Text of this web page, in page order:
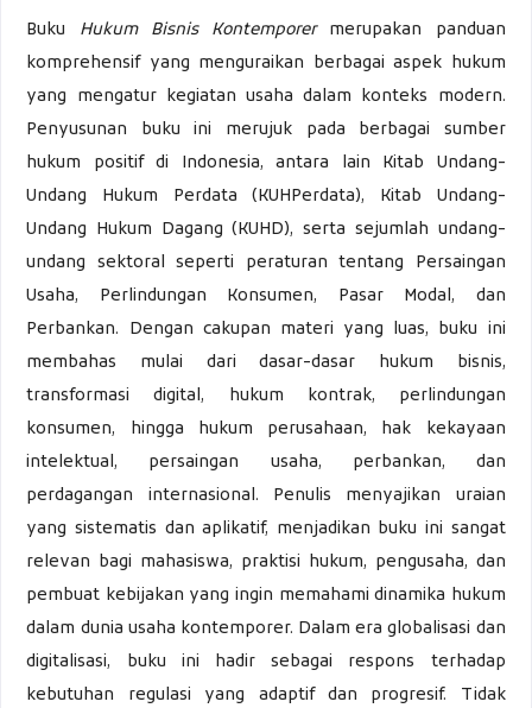
Buku Hukum Bisnis Kontemporermerupakan panduan
komprehensif yang menguraikan berbagai aspek hukum
yang mengatur kegiatan usaha dalam konteks modern.
Penyusunan buku ini merujuk pada berbagai sumber
hukum positif di Indonesia, antara lain Kitab Undang-
Undang Hukum Perdata (KUHPerdata), Kitab Undang-
Undang Hukum Dagang (KUHD), serta sejumlah undang-
undang sektoral seperti peraturan tentang Persaingan
Usaha, Perlindungan Konsumen, Pasar Modal, dan
Perbankan. Dengan cakupan materi yang luas, buku ini
membahas mulai dari dasar-dasar hukum bisnis,
transformasi digital, hukum kontrak, perlindungan
konsumen, hingga hukum perusahaan, hak kekayaan
intelektual, persaingan usaha, perbankan, dan
perdagangan internasional. Penulis menyajikan uraian
yang sistematis dan aplikatif, menjadikan buku ini sangat
relevan bagi mahasiswa, praktisi hukum, pengusaha, dan
pembuat kebijakan yang ingin memahami dinamika hukum
dalam dunia usaha kontemporer. Dalam era globalisasi dan
digitalisasi, buku ini hadir sebagai respons terhadap
kebutuhan regulasi yang adaptif dan progresif. Tidak